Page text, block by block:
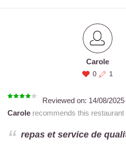
Carole
0 1
Reviewed on: 14/08/2025
Carole recommends this restaurant
repas et service de